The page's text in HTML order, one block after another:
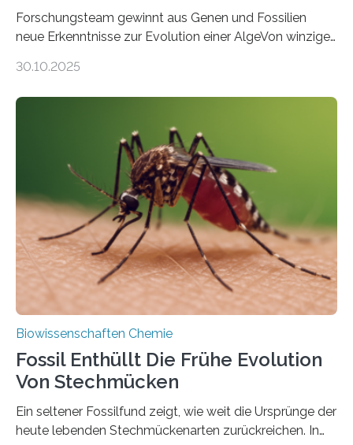
Forschungsteam gewinnt aus Genen und Fossilien
neue Erkenntnisse zur Evolution einer AlgeVon winzigen
Landpflanzen zählen zu den komplexesten
Grünalgen, die vor Hunderten von Millionen Jahren
lebten. Unter den Vorfahren sticht eine Gruppe heraus,
die noch heute in der Natur vorkommt: die
Süßwasseralge Coleochaetophyceae. Einige Arten
dieser Gruppe bilden aus Zellfäden dichte Geflechte
mit scheibenförmiger Gestalt. Was auffällig ist: Die
nächsten…
30.10.2025
Biowissenschaften Chemie
Fossil Enthüllt Die Frühe Evolution
Von Stechmücken
Ein seltener Fossilfund zeigt, wie weit die Ursprünge der
heute lebenden Stechmückenarten zurückreichen. In